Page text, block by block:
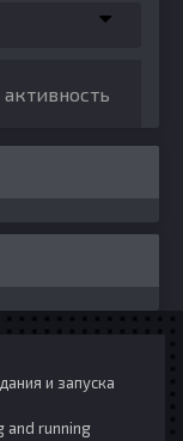
и запуска
and running